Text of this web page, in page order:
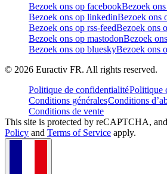
Bezoek ons op facebookBezoek
Bezoek ons op linkedinBezoek ons
Bezoek ons op rss-feedBezoek ons
Bezoek ons op mastodonBezoek
Bezoek ons op blueskyBezoek ons
© 2026 Euractiv FR. All rights reserved.
Politique de confidentialitéPolitique
Conditions généralesConditions
Conditions de vente
This site is protected by reCAPTCHA,
Policy and Terms of Service apply.